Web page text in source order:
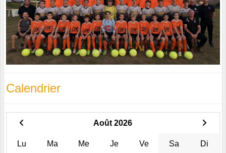
Calendrier
Août 2026
Lu Ma Me Je Ve Sa Di